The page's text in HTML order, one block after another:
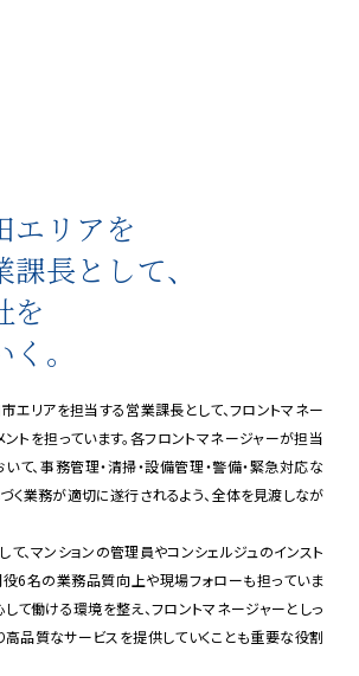
エリアを
長として、
を
。
エリアを担当する営業課長として、フロントマネー
トを担っています。各フロントマネージャーが担当
て、事務管理・清掃・設備管理・警備・緊急対応な
く業務が適切に遂行されるよう、全体を見渡しなが
て、マンションの管理員やコンシェルジュのインスト
6名の業務品質向上や現場フォローも担っていま
して働ける環境を整え、フロントマネージャーとしっ
高品質なサービスを提供していくことも重要な役割